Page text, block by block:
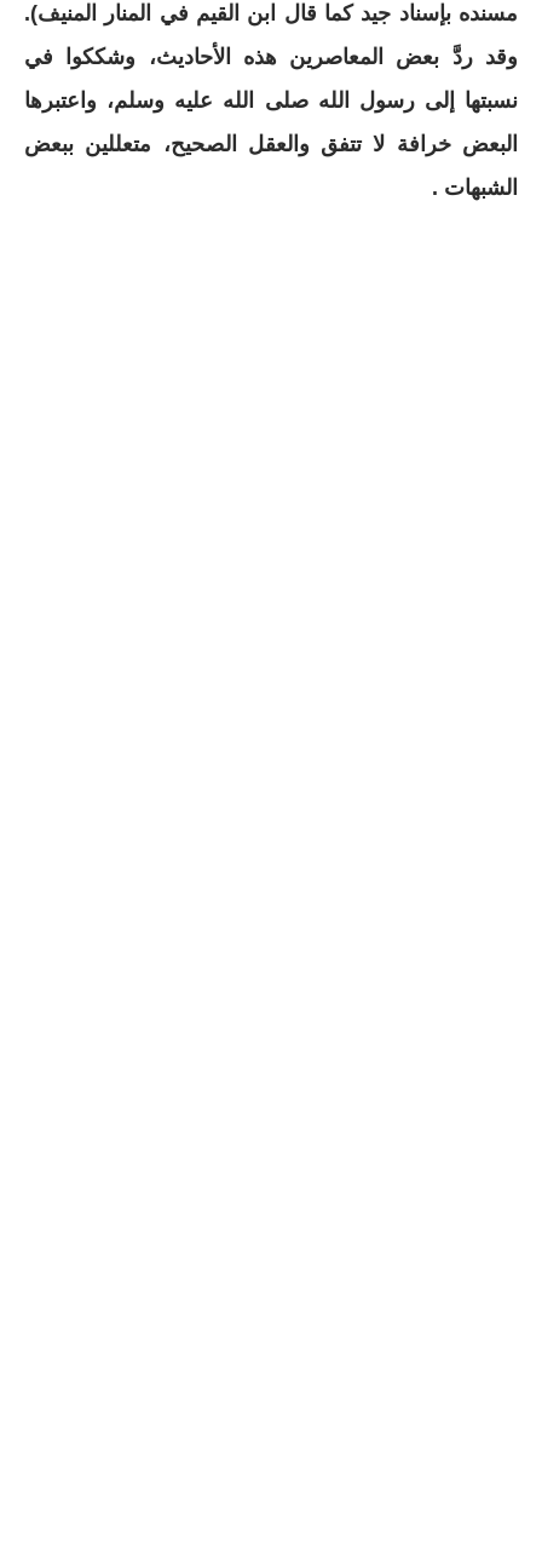
مسنده بإسناد جيد كما قال ابن القيم في المنار المنيف).
وقد ردَّ بعض المعاصرين هذه الأحاديث، وشككوا في
نسبتها إلى رسول الله صلى الله عليه وسلم، واعتبرها
البعض خرافة لا تتفق والعقل الصحيح، متعللين ببعض
الشبهات .